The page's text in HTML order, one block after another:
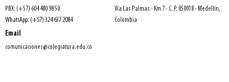
PBX: (+57) 604 480 98 50
WhatsApp: (+57) 324 637 2084
Email
comunicaciones@colegiatura.edu.co
Vía Las Palmas - Km 7 - C. P. 050018 - Medellín,
Colombia